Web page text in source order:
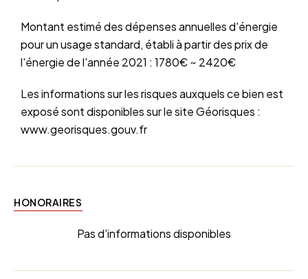
Montant estimé des dépenses annuelles d'énergie
pour un usage standard, établi à partir des prix de
l'énergie de l'année 2021 : 1780€ ~ 2420€
Les informations sur les risques auxquels ce bien est
exposé sont disponibles sur le site Géorisques :
www.georisques.gouv.fr
HONORAIRES
Pas d'informations disponibles